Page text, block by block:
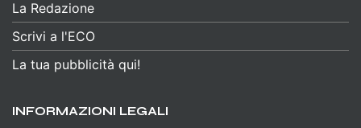
La Redazione
Scrivi a l'ECO
La tua pubblicità qui!
INFORMAZIONI LEGALI